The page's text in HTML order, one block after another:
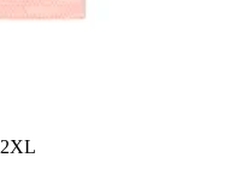
2XL